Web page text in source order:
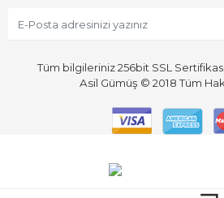
Tüm bilgileriniz 256bit SSL
Asil Gümüş © 2018Tüm